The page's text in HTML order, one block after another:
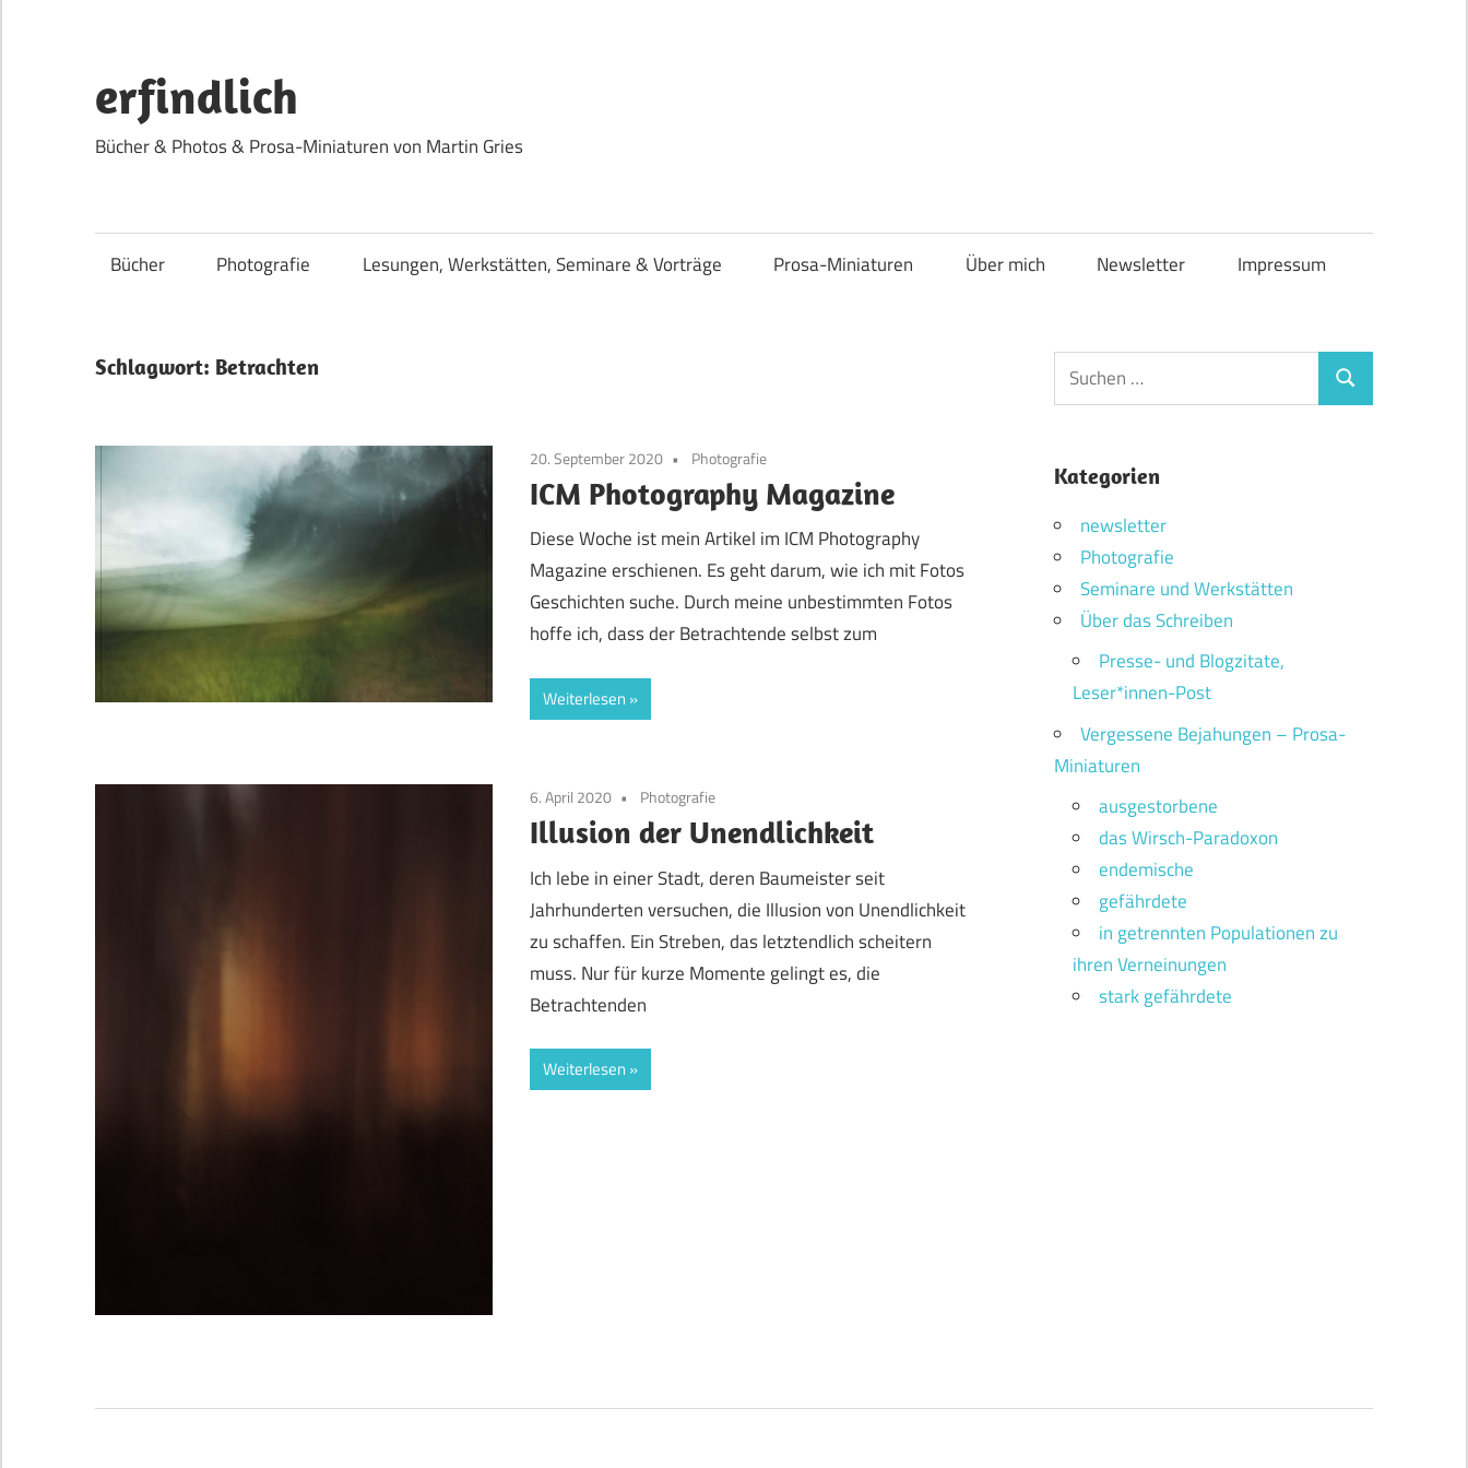
springen
erfindlich
Bücher & Photos & Prosa-Miniaturen von Martin Gries
Bücher Photografie Lesungen, Werkstätten, Seminare & Vorträge Prosa-Miniaturen Über mich Newsletter Impressum
Schlagwort: Betrachten
20. September 2020 Photografie
ICM Photography Magazine
Diese Woche ist mein Artikel im ICM Photography
Magazine erschienen. Es geht darum, wie ich mit Fotos
Geschichten suche. Durch meine unbestimmten Fotos
hoffe ich, dass der Betrachtende selbst zum
Weiterlesen
6. April 2020 Photografie
Illusion der Unendlichkeit
Ich lebe in einer Stadt, deren Baumeister seit
Jahrhunderten versuchen, die Illusion von Unendlichkeit
zu schaffen. Ein Streben, das letztendlich scheitern
muss. Nur für kurze Momente gelingt es, die
Betrachtenden
Weiterlesen
Suchen
nach:
Suchen
Kategorien
newsletter
Photografie
Seminare und Werkstätten
Über das Schreiben
Presse- und Blogzitate,
Leser*innen-Post
Vergessene Bejahungen – Prosa-
Miniaturen
ausgestorbene
das Wirsch-Paradoxon
endemische
gefährdete
in getrennten Populationen zu
ihren Verneinungen
stark gefährdete